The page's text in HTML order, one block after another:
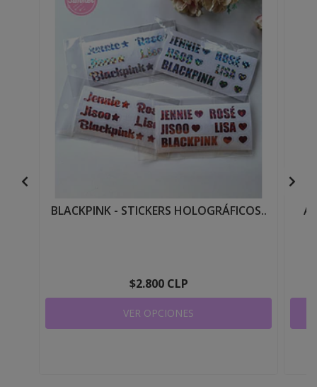
BLACKPINK - STICKERS HOLOGRÁFICOS..
$2.800 CLP
VER OPCIONES